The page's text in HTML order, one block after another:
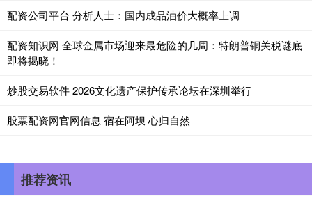
配资公司平台 分析人士：国内成品油价大概率上调
配资知识网 全球金属市场迎来最危险的几周：特朗普铜关税谜底
即将揭晓！
炒股交易软件 2026文化遗产保护传承论坛在深圳举行
股票配资网官网信息 宿在阿坝 心归自然
推荐资讯